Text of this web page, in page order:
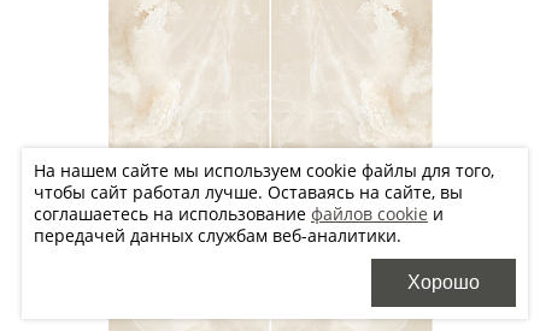
На нашем сайте мы используем cookie файлы для того,
чтобы сайт работал лучше. Оставаясь на сайте, вы
соглашаетесь на использование файлов cookie и
передачей данных службам веб-аналитики.
Хорошо